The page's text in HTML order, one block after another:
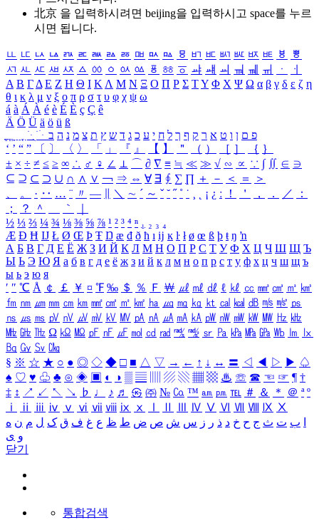
北京 을 입력하시려면 beijing을 입력하시고 space를 누르
시면 됩니다.
ㅥ ㅦ ㅧ ㅨ ㅩ ㅪ ㅫ ㅬ ㅭ ㅮ ㅯ ㅰ ㅱ ㅲ ㅳ ㅴ ㅵ ㅶ ㅷ ㅸ
ㅹ
ㅺ ㅻ ㅼ ㅽ ㅾ ㅿ ㆀ ㆁ ㆂ ㆃ ㆄ ㆅ ㆆ ㆇ ㆈ ㆉ ㆊ ㆋ ㆌ ㆍ
ㆎ
Α Β ΓΔ Ε Ζ Η Θ Ι ΚΛ Μ Ν Ξ Ο Π Ρ Σ ΤΥ Φ Χ Ψ Ω α β γ δ ε ζ η
θ ι κ λ μ ν ξ ο π ρ σ τ υ φ χ ψ ω
á à Á À é è É È ç Ç ê
Ä Ö Ü ä ö ü ß
ִֶֹ ֻּ ׁׂ פ ם ן ו ט א ר ק ף ך ל ח י ע כ ג ד ש ץ ת צ מ נ ה ב
‘ ’ “ ” 〔 〕 〈 〉 「 」 『 』 【 】 ＂ （ ） ［ ］ ｛ ｝
± × ÷ ≠ ≤ ≥ ∞ ∴ ♂ ♀ ∠ ⊥ ⌒ ∂ ∇ ≡ ≒ ≪ ≫ √ ∽ ∝ ∵ ∫ ∬ ∈ ∋
⊆ ⊇ ⊂ ⊃ ∪ ∩ ∧ ∨ ￢ ⇒ ⇔ ∀ ∃ ∮ ∑ ∏ ＋ － ＜ ＝
＞
、
。 · ‥ … ¨ 〃 ― ＼ ∼ ´ ～ ˇ ˘ ˝ ˚ ˙ ¸ ¡ ¿ ː ！ ＇ ， ． ／
：
；
？ ＾ ｀
½ ⅓ ⅔ ¼ ¾ ⅛ ⅜ ⅝ ⅞ ¹ ² ³ ⁴ ⁿ ₁ ₂ ₃ ₄
Æ Ð Ħ Ĳ Ł Ø Œ Þ Ŧ Ŋ æ đ ð ħ ı ĳ ĸ ŀ ł ø œ ß þ ŧ ŋ ŉ
А Б В Г Д Е Ё Ж З И Й К Л М Н О П Р С Т У Ф Х Ц Ч Ш Щ Ъ
Ы Ь Э Ю Я а б в г д е ё ж з и й к л м н о п р с т у ф х ц ч ш щ ъ
ы ь э ю я
′ ″ ℃ Å ￠ ￡ ￥ ¤ ℉ ‰ ＄ ％ Ｆ ￦ ㎕ ㎖ ㎗ ℓ ㎘ ㏄ ㎣ ㎤ ㎥ ㎦
㎙ ㎚ ㎛ ㎜ ㎝ ㎞ ㎟ ㎠ ㎡ ㎢ ㏊ ㎍ ㎎ ㎏ ㏏ ㎈ ㎉ ㏈ ㎧ ㎨ ㎰
㎱ ㎲ ㎳ ㎴ ㎵ ㎶ ㎷ ㎸ ㎹ ㎀ ㎁ ㎂ ㎃ ㎄ ㎺ ㎻ ㎽ ㎾ ㎿ ㎐ ㎑
㎒ ㎓ ㎔ Ω ㏀ ㏁ ㎊ ㎋ ㎌ ㏖ ㏅ ㎭ ㎮ ㎯ ㏛ ㎩ ㎪ ㎫ ㎬ ㏝ ㏐
㏓
㏃ ㏉ ㏜ ㏆
§ ※ ☆ ★ ○ ● ◎ ◇ ◆ □ ■ △ ▽ → ← ↑ ↓ ↔ 〓 ◁ ◀ ▷ ▶ ♤
♠ ♡ ♥ ♧ ♣ ⊙ ◈ ▣ ◐ ◑ ▒ ▤ ▨ ▧ ▦ ▩ ♨ ☏ ☎ ☜ ☞ ¶ †
‡ ↕ ↗ ↙ ↖ ↘ ♭ ♩ ♪ ♬ ㉿ ㈜ № ㏇ ™ ㏂ ㏘ ℡ ＃ ＆ ＊ ＠ ª º
ⅰ
ⅱ ⅲ ⅳ ⅴ ⅵ ⅶ ⅷ ⅸ ⅹ Ⅳ Ⅴ Ⅵ Ⅶ Ⅷ Ⅸ Ⅹ
ب ت ث ج ح خ د ذ ر ز س ش ص ض ط ظ ع غ ف ق ک ل م ن ه
و ی
닫기
통합검색